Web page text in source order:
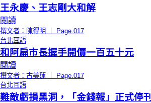
王永慶、王志剛大和解
閱讀
撰文者：陳得明 ｜ Page.017
台北耳語
和阿扁市長握手開價一百五十元
閱讀
撰文者：古美蓮 ｜ Page.017
台北耳語
難敵虧損黑洞，「金錢報」正式停刊